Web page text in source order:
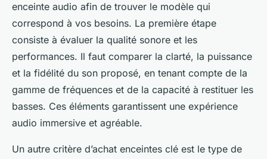
enceinte audio afin de trouver le modèle qui
correspond à vos besoins. La première étape
consiste à évaluer la qualité sonore et les
performances. Il faut comparer la clarté, la puissance
et la fidélité du son proposé, en tenant compte de la
gamme de fréquences et de la capacité à restituer les
basses. Ces éléments garantissent une expérience
audio immersive et agréable.
Un autre critère d’achat enceintes clé est le type de